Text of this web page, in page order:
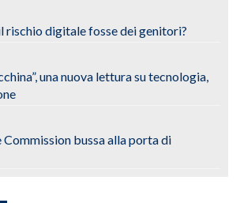
rischio digitale fosse dei genitori?
una nuova lettura su tecnologia,
Commission bussa alla porta di